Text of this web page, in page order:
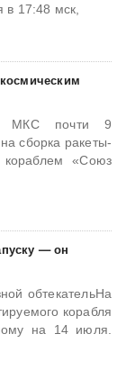
17:48 мск,
МКС почти 9
сборка ракеты-
«Союз
— он
обтекательНа
корабля
на 14 июля.